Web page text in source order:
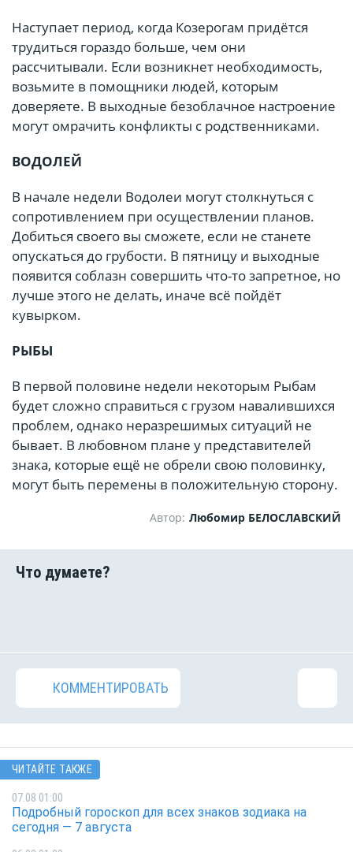
Наступает период, когда Козерогам придётся
трудиться гораздо больше, чем они
рассчитывали. Если возникнет необходимость,
возьмите в помощники людей, которым
доверяете. В выходные безоблачное настроение
могут омрачить конфликты с родственниками.
ВОДОЛЕЙ
В начале недели Водолеи могут столкнуться с
сопротивлением при осуществлении планов.
Добиться своего вы сможете, если не станете
опускаться до грубости. В пятницу и выходные
появится соблазн совершить что-то запретное, но
лучше этого не делать, иначе всё пойдёт
кувырком.
РЫБЫ
В первой половине недели некоторым Рыбам
будет сложно справиться с грузом навалившихся
проблем, однако неразрешимых ситуаций не
бывает. В любовном плане у представителей
знака, которые ещё не обрели свою половинку,
могут быть перемены в положительную сторону.
Автор: Любомир БЕЛОСЛАВСКИЙ
КОММЕНТИРОВАТЬ
ЧИТАЙТЕ ТАКЖЕ
07.08 01:00
Подробный гороскоп для всех знаков зодиака на
сегодня — 7 августа